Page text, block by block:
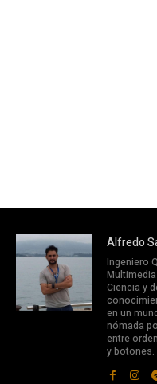
Alfredo
Ingeniero
Ciencia y
en un
nómada
entre
y botones.